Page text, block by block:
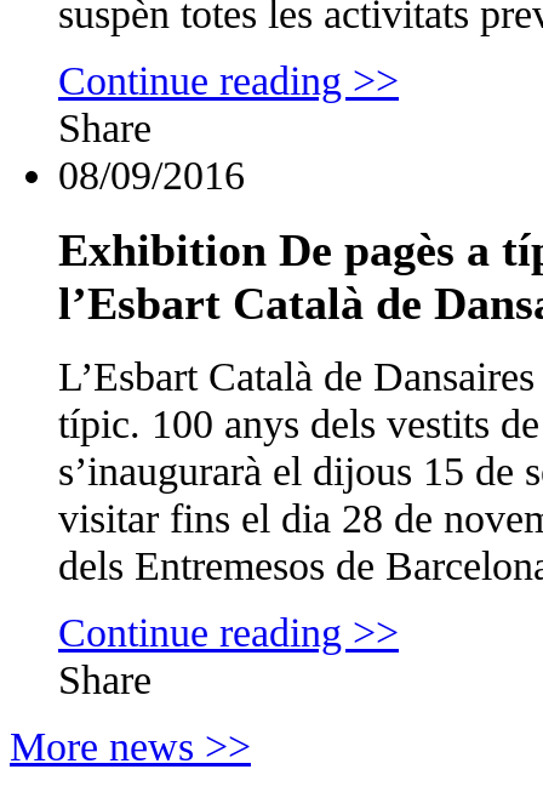
suspèn totes les activitats
Continue reading >>
Share
08/09/2016
Exhibition De pagès a
l’Esbart Català de
L’Esbart Català de
típic. 100 anys dels vestits
s’inaugurarà el dijous 15 de
visitar fins el dia 28 de
dels Entremesos de
Continue reading >>
Share
More news >>